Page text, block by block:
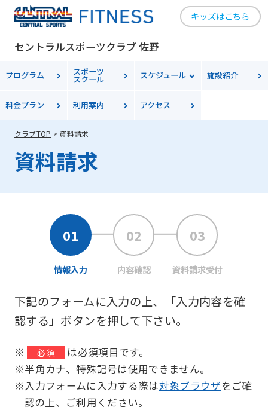
キッズはこちら
セントラルスポーツクラブ 佐野
プログラム スポーツ
スクール スケジュール 施設紹介
料金プラン 利用案内 アクセス
クラブTOP 資料請求
資料請求
情報入力 内容確認 資料請求受付
下記のフォームに入力の上、「入力内容を確
認する」ボタンを押して下さい。
※ 必須
は必須項目です。
※半角カナ、特殊記号は使用できません。
※入力フォームに入力する際は対象ブラウザをご確
認の上、ご利用ください。